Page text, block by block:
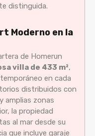
distinguida.
Moderno en la
de Homerun
villa de 433 m²,
en cada
distribuidos con
amplias zonas
la propiedad
al mar desde su
que incluye garaje